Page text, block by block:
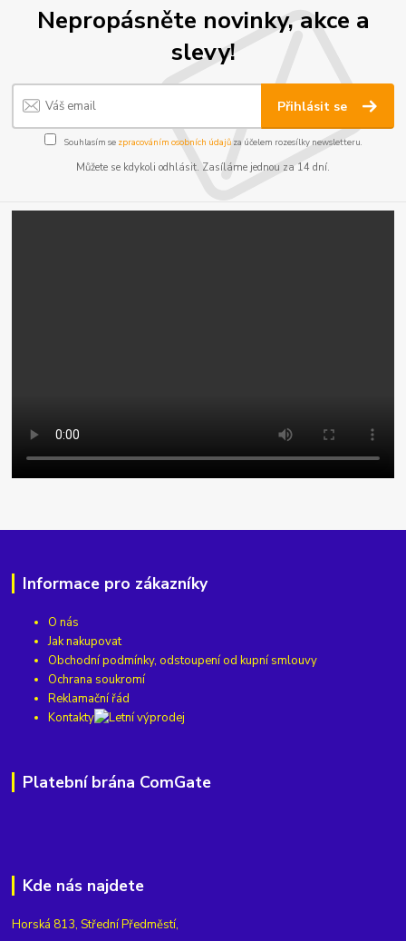
Nepropásněte novinky, akce a
slevy!
Přihlásit se
Souhlasím se zpracováním osobních údajůza účelem rozesílky newsletteru.
Můžete se kdykoli odhlásit. Zasíláme jednou za 14 dní.
Informace pro zákazníky
O nás
Jak nakupovat
Obchodní podmínky, odstoupení od kupní smlouvy
Ochrana soukromí
Reklamační řád
Kontakty
Platební brána ComGate
Kde nás najdete
Horská 813, Střední Předměstí,